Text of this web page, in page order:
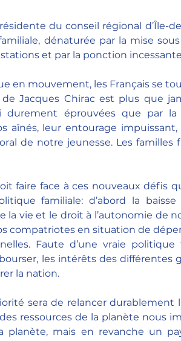
du conseil régional d’Île-
dénaturée par la mise
et par la ponction
en mouvement, les Français se
Jacques Chirac est plus que
durement éprouvées que par la
aînés, leur entourage
de notre jeunesse. Les
faire face à ces nouveaux défis
familiale: d’abord la
la vie et le droit à l’autonomie de
compatriotes en situation de
Faute d’une vraie
les intérêts des différentes
la nation.
sera de relancer durablement
ressources de la planète nous
planète, mais en revanche un